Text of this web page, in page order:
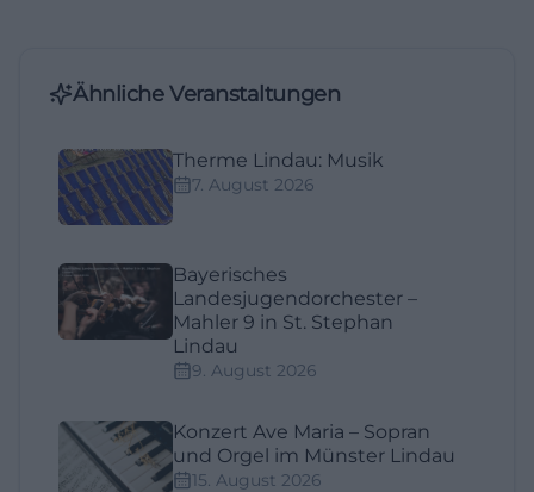
Ähnliche Veranstaltungen
Therme Lindau: Musik
7. August 2026
Bayerisches
Landesjugendorchester –
Mahler 9 in St. Stephan
Lindau
9. August 2026
Konzert Ave Maria – Sopran
und Orgel im Münster Lindau
15. August 2026